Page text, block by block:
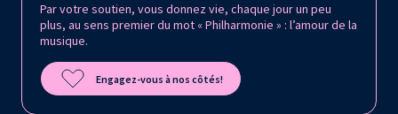
Par votre soutien, vous donnez vie, chaque jour un peu
plus, au sens premier du mot « Philharmonie » : l’amour de la
musique.
Engagez-vous à nos côtés!